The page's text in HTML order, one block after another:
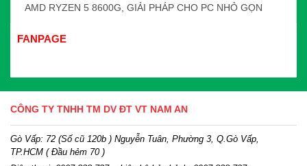
AMD RYZEN 5 8600G, GIẢI PHÁP CHO PC NHỎ GỌN
FANPAGE
CÔNG TY TNHH TM DV ĐT VT NAM AN
Gò Vấp: 72 (Số cũ 120b ) Nguyễn Tuân, Phường 3, Q.Gò Vấp,
TP.HCM ( Đầu hẻm 70 )